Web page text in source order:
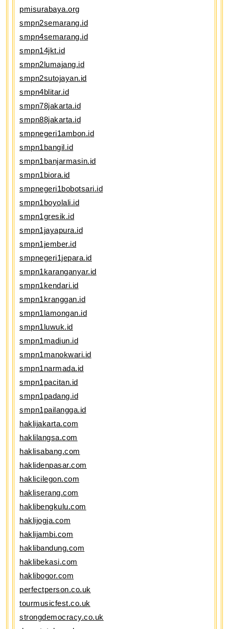
pmisurabaya.org
smpn2semarang.id
smpn4semarang.id
smpn14jkt.id
smpn2lumajang.id
smpn2sutojayan.id
smpn4blitar.id
smpn78jakarta.id
smpn88jakarta.id
smpnegeri1ambon.id
smpn1bangil.id
smpn1banjarmasin.id
smpn1biora.id
smpnegeri1bobotsari.id
smpn1boyolali.id
smpn1gresik.id
smpn1jayapura.id
smpn1jember.id
smpnegeri1jepara.id
smpn1karanganyar.id
smpn1kendari.id
smpn1kranggan.id
smpn1lamongan.id
smpn1luwuk.id
smpn1madiun.id
smpn1manokwari.id
smpn1narmada.id
smpn1pacitan.id
smpn1padang.id
smpn1pailangga.id
haklijakarta.com
haklilangsa.com
haklisabang.com
haklidenpasar.com
haklicilegon.com
hakliserang.com
haklibengkulu.com
haklijogja.com
haklijambi.com
haklibandung.com
haklibekasi.com
haklibogor.com
perfectperson.co.uk
tourmusicfest.co.uk
strongdemocracy.co.uk